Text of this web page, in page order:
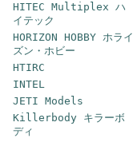
HITEC Multiplex ハ
イテック
HORIZON HOBBY ホライ
ズン・ホビー
HTIRC
INTEL
JETI Models
Killerbody キラーボ
ディ